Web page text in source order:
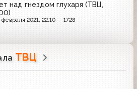
над гнездом глухаря (ТВЦ,
февраля 2021, 22:10 1728
ТВЦ